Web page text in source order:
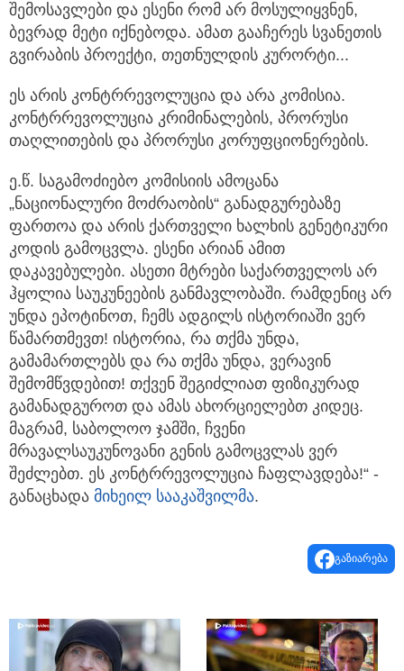
შემოსავლები და ესენი რომ არ მოსულიყვნენ,
ბევრად მეტი იქნებოდა. ამათ გააჩერეს სვანეთის
გვირაბის პროექტი, თეთნულდის კურორტი...
ეს არის კონტრრევოლუცია და არა კომისია.
კონტრრევოლუცია კრიმინალების, პრორუსი
თაღლითების და პრორუსი კორუფციონერების.
ე.წ. საგამოძიებო კომისიის ამოცანა
„ნაციონალური მოძრაობის“ განადგურებაზე
ფართოა და არის ქართველი ხალხის გენეტიკური
კოდის გამოცვლა. ესენი არიან ამით
დაკავებულები. ასეთი მტრები საქართველოს არ
ჰყოლია საუკუნეების განმავლობაში. რამდენიც არ
უნდა ეპოტინოთ, ჩემს ადგილს ისტორიაში ვერ
წამართმევთ! ისტორია, რა თქმა უნდა,
გამამართლებს და რა თქმა უნდა, ვერავინ
შემომწვდებით! თქვენ შეგიძლიათ ფიზიკურად
გამანადგუროთ და ამას ახორციელებთ კიდეც.
მაგრამ, საბოლოო ჯამში, ჩვენი
მრავალსაუკუნოვანი გენის გამოცვლას ვერ
შეძლებთ. ეს კონტრრევოლუცია ჩაფლავდება!“ -
განაცხადა მიხეილ სააკაშვილმა.
გაზიარება